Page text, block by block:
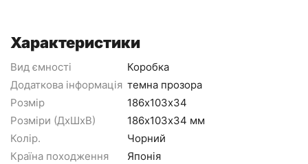
Характеристики
Вид ємності
Коробка
Додаткова інформація темна прозора
Розмір
186х103х34
Розміри (ДхШхВ)
186х103х34 мм
Колір.
Чорний
Країна походження
Японія